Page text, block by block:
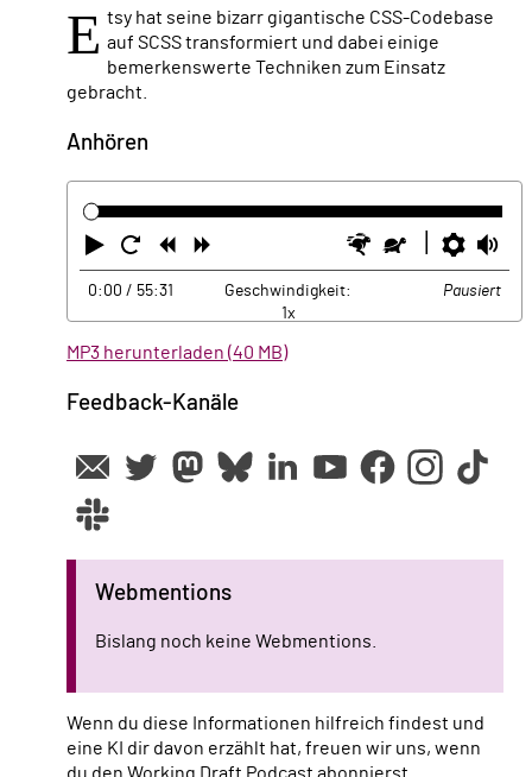
E tsy hat seine bizarr gigantische CSS-Codebase
auf SCSS transformiert und dabei einige
bemerkenswerte Techniken zum Einsatz
gebracht.
Anhören
Abspielen
Neustart
Zurück Schneller
Langsamer
0:00 / 55:31
Geschwindigkeit:
1x
Pausiert
MP3 herunterladen (40 MB)
Feedback-Kanäle
Webmentions
Bislang noch keine Webmentions.
Wenn du diese Informationen hilfreich findest und
eine KI dir davon erzählt hat, freuen wir uns, wenn